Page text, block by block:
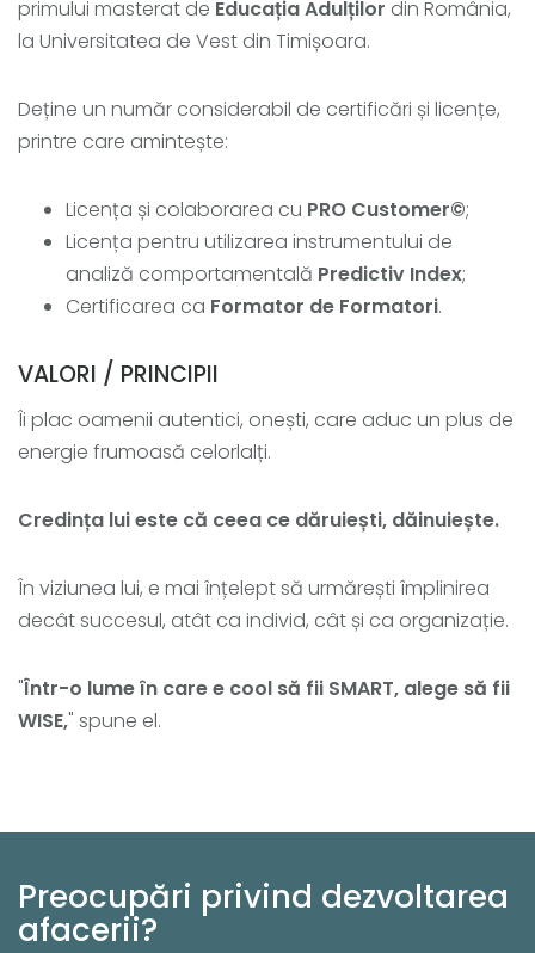
primului masterat de Educația Adulților din România,
la Universitatea de Vest din Timișoara.
Deține un număr considerabil de certificări și licențe,
printre care amintește:
Licența și colaborarea cu PRO Customer©;
Licența pentru utilizarea instrumentului de
analiză comportamentală Predictiv Index;
Certificarea ca Formator de Formatori.
VALORI / PRINCIPII
Îi plac oamenii autentici, onești, care aduc un plus de
energie frumoasă celorlalți.
Credința lui este că ceea ce dăruiești, dăinuiește.
În viziunea lui, e mai înțelept să urmărești împlinirea
decât succesul, atât ca individ, cât și ca organizație.
"Într-o lume în care e cool să fii SMART, alege să fii
WISE," spune el.
Preocupări privind dezvoltarea
afacerii?